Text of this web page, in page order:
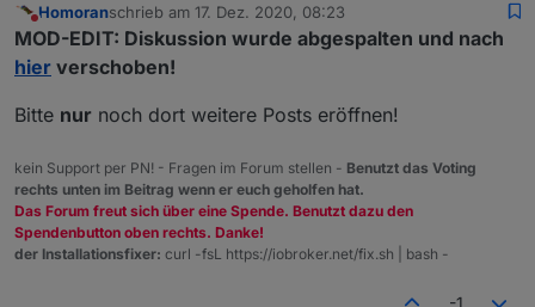
Nach upgrade auf nodeJS16 / npm 8 können
keine Adapter mehr installiert werden und bei
einer Installation mit aktivierter --debug
umbenennen vorgeschlagen
Diese Verzeichnisse können gelöscht werden.
Einzeiler:
nicht so aussieht?
Auf nodejs -v erfolgt keine Ausgabe oder eine
Fehlermeldung
Bitte diese Verlinkung noch nachtragen:
Nicht stören
Homoranschrieb am 17. Dez. 2020, 08:23
zuletzt editiert von
MOD-EDIT: Diskussion wurde abgespalten und nach
hier verschoben!
Bitte nur noch dort weitere Posts eröffnen!
kein Support per PN! - Fragen im Forum stellen - Benutzt das Voting
rechts unten im Beitrag wenn er euch geholfen hat.
Das Forum freut sich über eine Spende. Benutzt dazu den
Spendenbutton oben rechts. Danke!
der Installationsfixer: curl -fsL https://iobroker.net/fix.sh | bash -